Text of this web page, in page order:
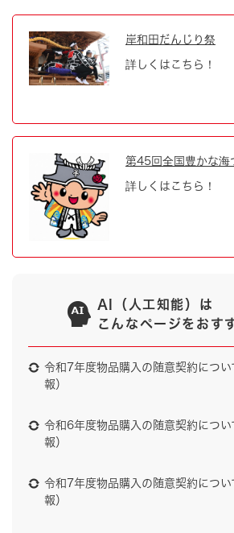
岸和田だんじり祭
詳しくはこちら！
第45回全国豊かな海
詳しくはこちら！
AI（人工知能）は
こんなページをおす
令和7年度物品購入の随意契約につい
報）
令和6年度物品購入の随意契約につい
報）
令和7年度物品購入の随意契約につい
報）